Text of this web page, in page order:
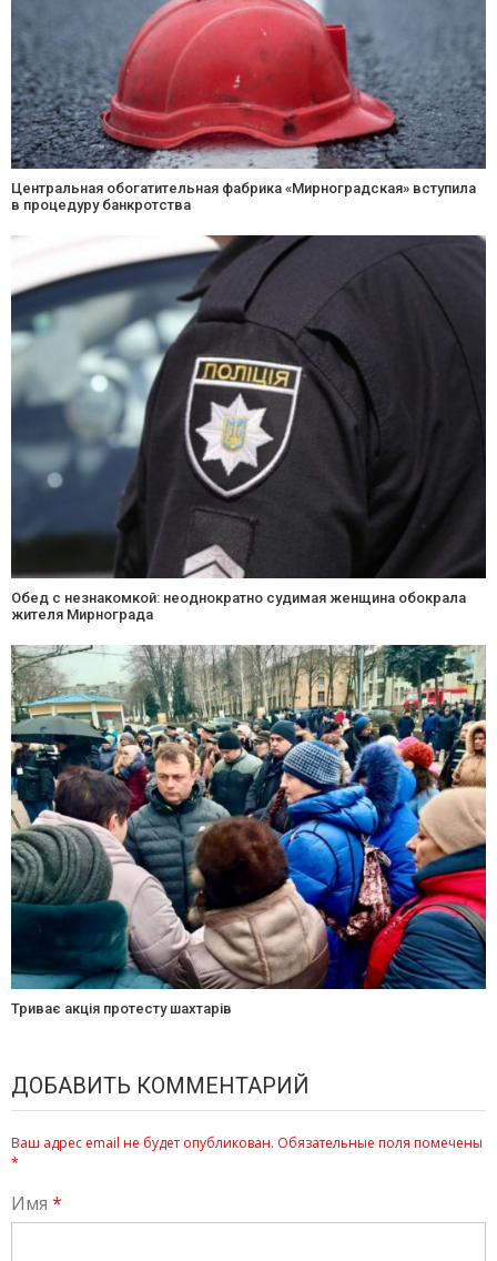
Центральная обогатительная фабрика «Мирноградская» вступила
в процедуру банкротства
Обед с незнакомкой: неоднократно судимая женщина обокрала
жителя Мирнограда
Триває акція протесту шахтарів
ДОБАВИТЬ КОММЕНТАРИЙ
Ваш адрес email не будет опубликован. Обязательные поля помечены
*
Имя *